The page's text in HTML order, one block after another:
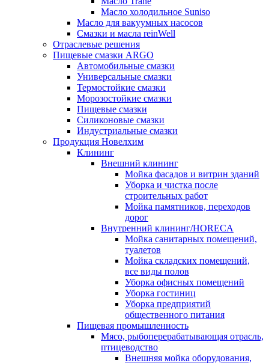
Масло холодильное Suniso
Масло для вакуумных насосов
Смазки и масла reinWell
Отраслевые решения
Пищевые смазки ARGO
Автомобильные смазки
Универсальные смазки
Термостойкие смазки
Морозостойкие смазки
Пищевые смазки
Силиконовые смазки
Индустриальные смазки
Продукция Новелхим
Клининг
Внешний клининг
Мойка фасадов и витрин зданий
Уборка и чистка после
строительных работ
Мойка памятников, переходов
дорог
Внутренний клининг/HORECA
Мойка санитарных помещений,
туалетов
Мойка складских помещений,
все виды полов
Уборка офисных помещений
Уборка гостиниц
Уборка предприятий
общественного питания
Пищевая промышленность
Мясо, рыбоперерабатывающая отрасль,
птицеводство
Внешняя мойка оборудования,